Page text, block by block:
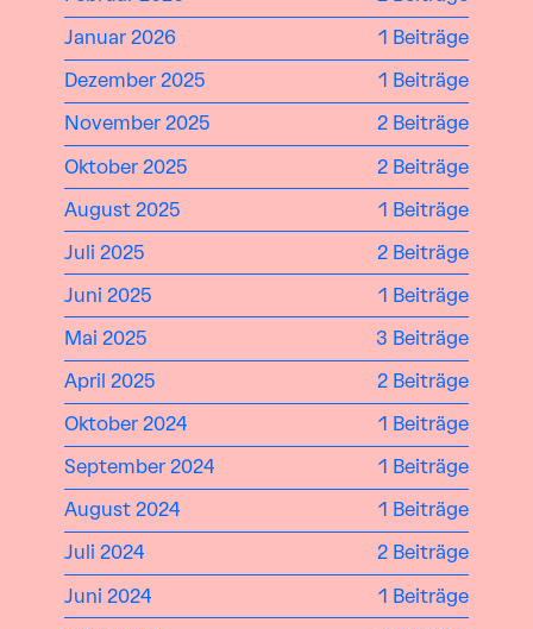
Januar 2026
1 Beiträge
Dezember 2025
1 Beiträge
November 2025
2 Beiträge
Oktober 2025
2 Beiträge
August 2025
1 Beiträge
Juli 2025
2 Beiträge
Juni 2025
1 Beiträge
Mai 2025
3 Beiträge
April 2025
2 Beiträge
Oktober 2024
1 Beiträge
September 2024
1 Beiträge
August 2024
1 Beiträge
Juli 2024
2 Beiträge
Juni 2024
1 Beiträge